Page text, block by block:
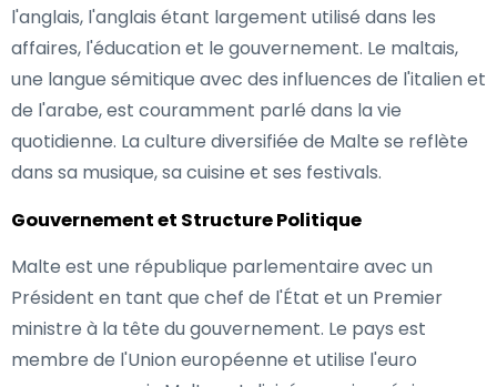
l'anglais, l'anglais étant largement utilisé dans les
affaires, l'éducation et le gouvernement. Le maltais,
une langue sémitique avec des influences de l'italien et
de l'arabe, est couramment parlé dans la vie
quotidienne. La culture diversifiée de Malte se reflète
dans sa musique, sa cuisine et ses festivals.
Gouvernement et Structure Politique
Malte est une république parlementaire avec un
Président en tant que chef de l'État et un Premier
ministre à la tête du gouvernement. Le pays est
membre de l'Union européenne et utilise l'euro